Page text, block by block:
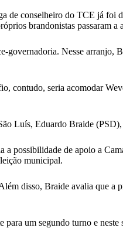
de conselheiro do TCE já foi
brandonistas passaram
governadoria. Nesse arranjo,
contudo, seria acomodar
Luís, Eduardo Braide
possibilidade de apoio a
municipal.
disso, Braide avalia que a
um segundo turno e neste